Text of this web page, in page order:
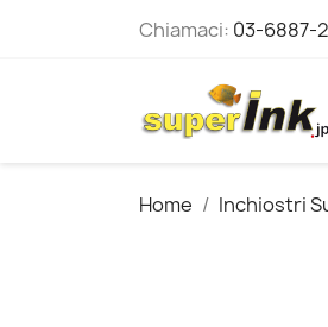
Chiamaci: 03-6887-
Home Inchiostri